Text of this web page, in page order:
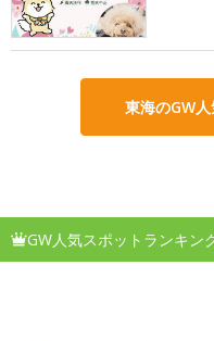
東海のGW
GW人気スポットランキン